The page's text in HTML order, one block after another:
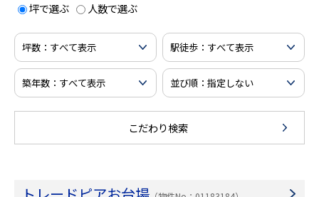
坪で選ぶ 人数で選ぶ
こだわり検索